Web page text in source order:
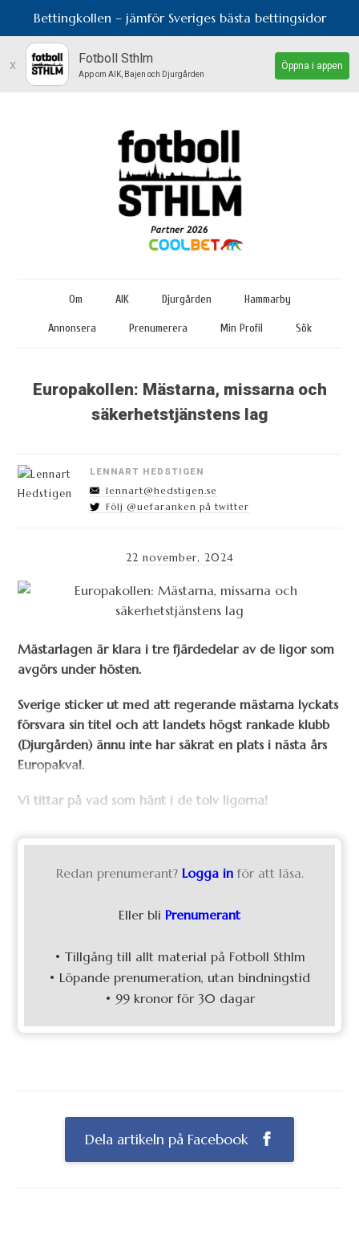
Bettingkollen – jämför Sveriges bästa bettingsidor
x Fotboll Sthlm
App om AIK, Bajen och Djurgården
Öppna i appen
Om AIK Djurgården Hammarby
Annonsera Prenumerera Min Profil Sök
Europakollen: Mästarna, missarna och
säkerhetstjänstens lag
LENNART HEDSTIGEN
lennart@hedstigen.se
Följ @uefaranken på twitter
22 november, 2024
Mästarlagen är klara i tre fjärdedelar av de ligor som
avgörs under hösten.
Sverige sticker ut med att regerande mästarna lyckats
försvara sin titel och att landets högst rankade klubb
(Djurgården) ännu inte har säkrat en plats i nästa års
Europakval.
Vi tittar på vad som hänt i de tolv ligorna!
Redan prenumerant? Logga in för att läsa.
Eller bli Prenumerant
• Tillgång till allt material på Fotboll Sthlm
• Löpande prenumeration, utan bindningstid
• 99 kronor för 30 dagar
Dela artikeln på Facebook